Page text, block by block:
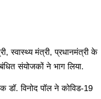
स्‍वास्‍थ्‍य मंत्री, प्रधानमंत्री के
संयोजकों ने भाग लिया.
विनोद पॉल ने कोविड-19